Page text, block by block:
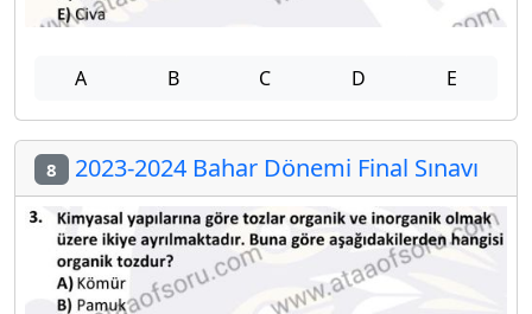
A B C D E
8 2023-2024 Bahar Dönemi Final Sınavı